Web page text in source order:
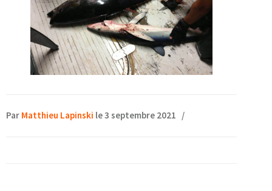
Par Matthieu Lapinski le 3 septembre 2021 /